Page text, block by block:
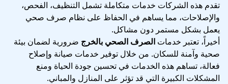
تقدم هذه الشركات خدمات متكاملة تشمل التنظيف، الفحص،
والإصلاحات، مما يساهم في الحفاظ على نظام صرف صحي
يعمل بشكل مستمر دون مشاكل.
أخيراً، تعتبر خدمات الصرف الصحي بالخرج ضرورية لضمان بيئة
صحية وآمنة للسكان. من خلال توفير خدمات صيانة وإصلاح
فعالة، تساهم هذه الخدمات في تحسين جودة الحياة ومنع
المشكلات الكبيرة التي قد تؤثر على المنازل والمباني.